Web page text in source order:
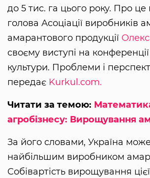
до 5 тис. га цього року. Про це
голова Асоціації виробників
амарантового продукції
своєму виступі на
культури. Проблеми і
передає Kurkul.com.
Читати за темою:
агробізнесу: Вирощування
За його словами, Україна
найбільшим виробником
Собівартість вирощування